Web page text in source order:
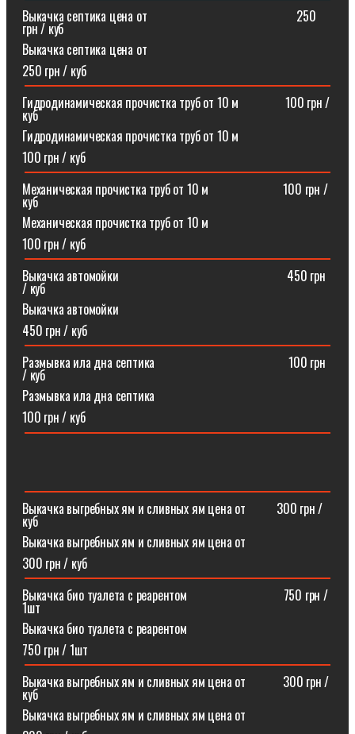
Выкачка септика цена от⠀⠀⠀⠀⠀⠀⠀⠀⠀⠀⠀⠀⠀⠀⠀⠀250
грн / куб
Выкачка септика цена от
250 грн / куб
Гидродинамическая прочистка труб от 10 м⠀⠀⠀⠀⠀100 грн /
куб
Гидродинамическая прочистка труб от 10 м
100 грн / куб
Механическая прочистка труб от 10 м⠀⠀⠀⠀⠀⠀⠀⠀100 грн /
куб
Механическая прочистка труб от 10 м
100 грн / куб
Выкачка автомойки⠀⠀⠀⠀⠀⠀⠀⠀⠀⠀⠀⠀⠀⠀⠀⠀⠀⠀450 грн
/ куб
Выкачка автомойки
450 грн / куб
Размывка ила дна септика ⠀⠀⠀⠀⠀⠀⠀⠀⠀⠀⠀⠀⠀⠀100 грн
/ куб
Размывка ила дна септика
100 грн / куб
Выкачка выгребных ям и сливных ям цена от ⠀⠀⠀300 грн /
куб
Выкачка выгребных ям и сливных ям цена от
300 грн / куб
Выкачка био туалета с реарентом ⠀⠀⠀⠀⠀⠀⠀⠀⠀⠀750 грн /
1шт
Выкачка био туалета с реарентом
750 грн / 1шт
Выкачка выгребных ям и сливных ям цена от⠀⠀⠀⠀300 грн /
куб
Выкачка выгребных ям и сливных ям цена от